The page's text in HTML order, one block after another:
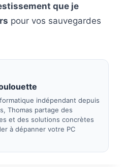
que je
pour vos sauvegardes
indépendant depuis
Thomas partage des
et des solutions concrètes
à dépanner votre PC